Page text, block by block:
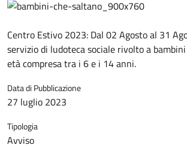
Centro Estivo 2023: Dal 02 Agosto al 31
servizio di ludoteca sociale rivolto a
età compresa tra i 6 e i 14 anni.
Data di Pubblicazione
27 luglio 2023
Tipologia
Avviso